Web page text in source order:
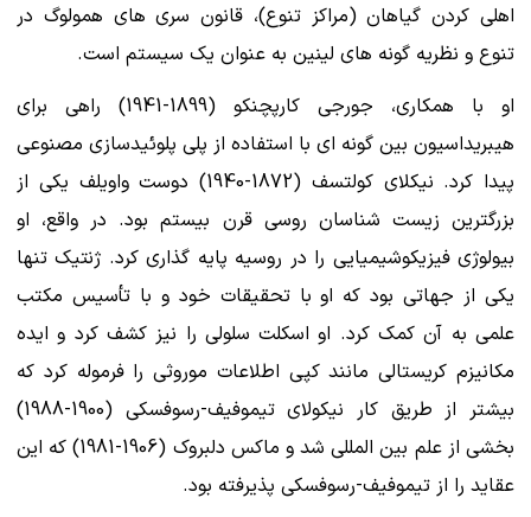
اهلی کردن گیاهان (مراکز تنوع)، قانون سری های همولوگ در
تنوع و نظریه گونه های لینین به عنوان یک سیستم است.
او با همکاری، جورجی کارپچنکو (1899-1941) راهی برای
هیبریداسیون بین گونه ای با استفاده از پلی پلوئیدسازی مصنوعی
پیدا کرد. نیکلای کولتسف (1872-1940) دوست واویلف یکی از
بزرگترین زیست شناسان روسی قرن بیستم بود. در واقع، او
بیولوژی فیزیکوشیمیایی را در روسیه پایه گذاری کرد. ژنتیک تنها
یکی از جهاتی بود که او با تحقیقات خود و با تأسیس مکتب
علمی به آن کمک کرد. او اسکلت سلولی را نیز کشف کرد و ایده
مکانیزم کریستالی مانند کپی اطلاعات موروثی را فرموله کرد که
بیشتر از طریق کار نیکولای تیموفیف-رسوفسکی (1900-1988)
بخشی از علم بین المللی شد و ماکس دلبروک (1906-1981) که این
عقاید را از تیموفیف-رسوفسکی پذیرفته بود.